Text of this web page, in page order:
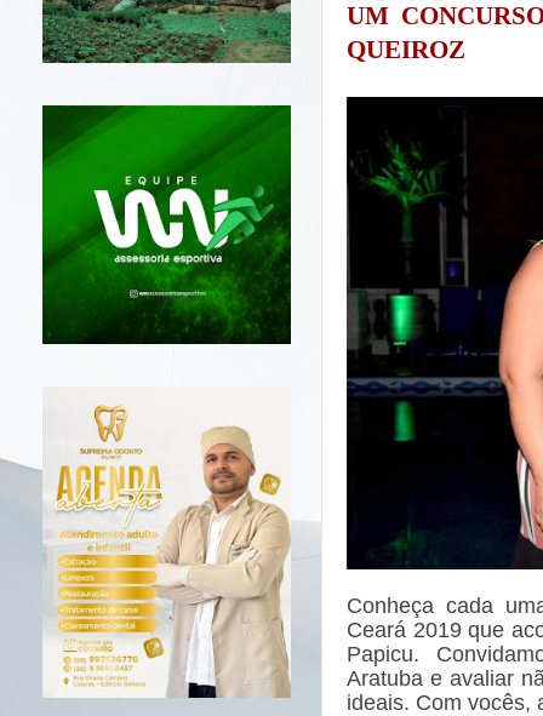
UM
QUEIROZ
Conheça cada
Ceará 2019 que
Papicu.
Aratuba e avaliar
ideais. Com vocês,